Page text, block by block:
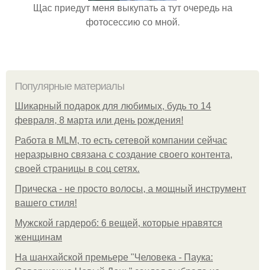
Щас приедут меня выкупать а тут очередь на
фотосессию со мной.
Популярные материалы
Шикарный подарок для любимых, будь то 14
февраля, 8 марта или день рождения!
Работа в MLM, то есть сетевой компании сейчас
неразрывно связана с создание своего контента,
своей страницы в соц сетях.
Прическа - не просто волосы, а мощный инструмент
вашего стиля!
Мужской гардероб: 6 вещей, которые нравятся
женщинам
На шанхайской премьере "Человека - Паука: